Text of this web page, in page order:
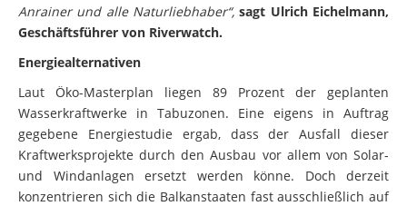
Anrainer und alle Naturliebhaber“, sagt Ulrich Eichelmann,
Geschäftsführer von Riverwatch.
Energiealternativen
Laut Öko-Masterplan liegen 89 Prozent der geplanten
Wasserkraftwerke in Tabuzonen. Eine eigens in Auftrag
gegebene Energiestudie ergab, dass der Ausfall dieser
Kraftwerksprojekte durch den Ausbau vor allem von Solar-
und Windanlagen ersetzt werden könne. Doch derzeit
konzentrieren sich die Balkanstaaten fast ausschließlich auf